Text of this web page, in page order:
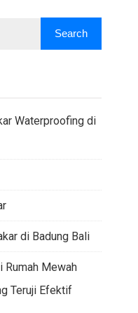
Waterproofing di
di Badung Bali
Rumah Mewah
Teruji Efektif